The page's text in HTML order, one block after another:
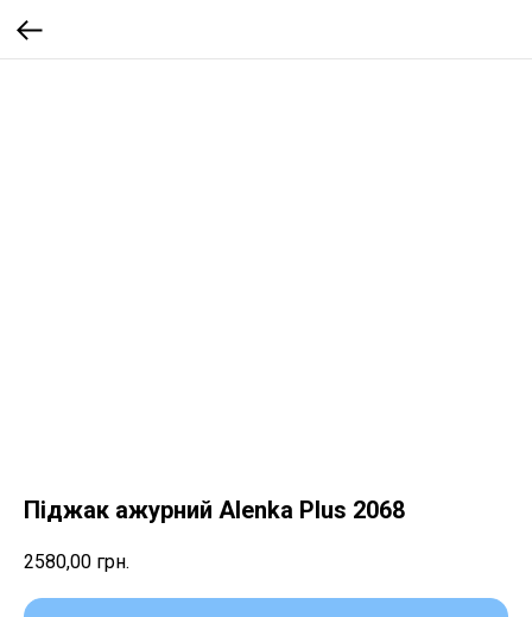
Піджак ажурний Alenka Plus 2068
2580,00 грн.